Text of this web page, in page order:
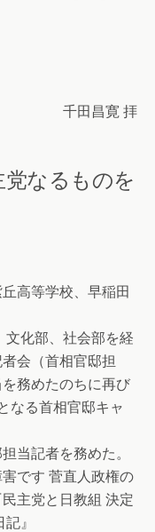
千田昌寛 拝
党なるものを
高等学校、早稲田
文化部、社会部を経
会（首相官邸担
務めたのちに再び
なる首相官邸キャ
当記者を務めた。
です 菅直人政権の
主党と日教組 決定
』